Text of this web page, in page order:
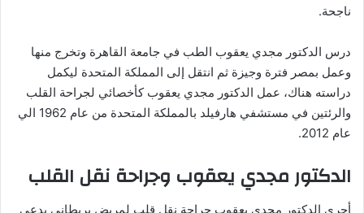
ناجحة.
درس الدكتور مجدي يعقوب الطب في جامعة القاهرة وتخرج منها
وعمل بمصر فترة وجيزة ثم انتقل إلى المملكة المتحدة ليكمل
دراسته هناك، عمل الدكتور مجدي يعقوب كأخصائي لجراحة القلب
والرئتين في مستشفي هارفيلد بالمملكة المتحدة من عام 1962 الي
عام 2012.
الدكتور مجدي يعقوب وجراحة نقل القلب
أجري الدكتور مجدي يعقوب جراحة نقل قلب لمريض بريطاني يدعي